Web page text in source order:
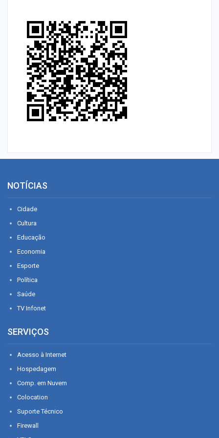
NOTÍCIAS
Cidade
Cultura
Educação
Economia
Esporte
Política
Saúde
TV Infonet
SERVIÇOS
Acesso à Internet
Hospedagem
Comp. em Nuvem
Colocation
Suporte Técnico
Firewall